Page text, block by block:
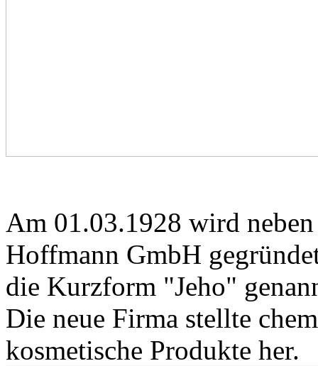
Am 01.03.1928 wird
Hoffmann GmbH
die Kurzform "Jeho"
Die neue Firma stellte
kosmetische Produkte her.